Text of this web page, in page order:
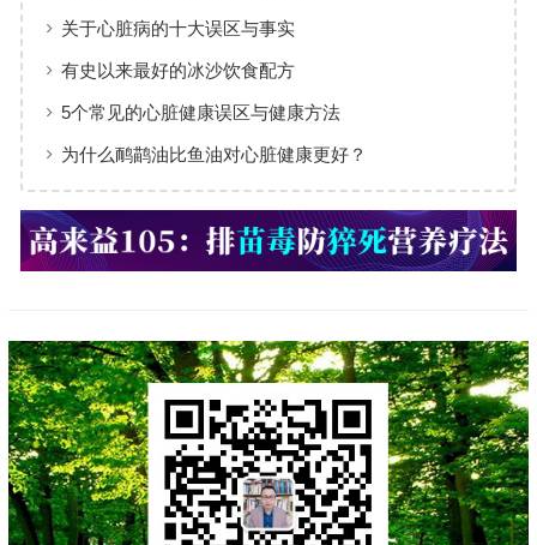
关于心脏病的十大误区与事实
有史以来最好的冰沙饮食配方
5个常见的心脏健康误区与健康方法
为什么鸸鹋油比鱼油对心脏健康更好？